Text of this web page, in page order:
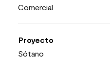
Comercial
Proyecto
Sótano